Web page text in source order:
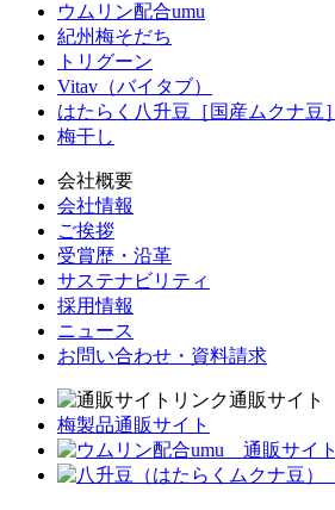
ウムリン配合umu
紀州梅そだち
トリグーン
Vitav（バイタブ）
はたらく八升豆［国産ムクナ豆］
梅干し
会社概要
会社情報
ご挨拶
受賞歴・沿革
サステナビリティ
採用情報
ニュース
お問い合わせ・資料請求
通販サイト
梅製品通販サイト